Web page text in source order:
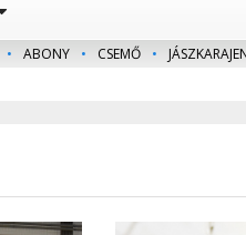
• ABONY • CSEMŐ •